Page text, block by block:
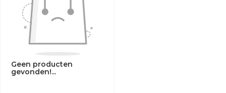
Geen producten
gevonden!...